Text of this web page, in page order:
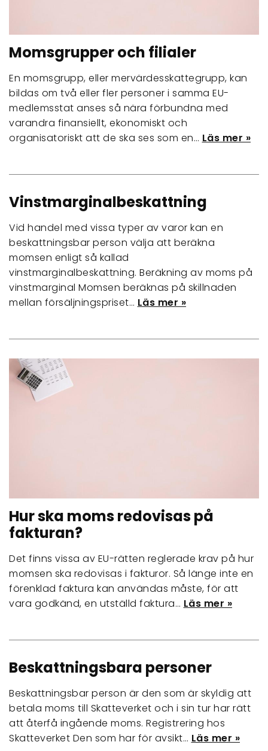
Momsgrupper och filialer
En momsgrupp, eller mervärdesskattegrupp, kan
bildas om två eller fler personer i samma EU-
medlemsstat anses så nära förbundna med
varandra finansiellt, ekonomiskt och
organisatoriskt att de ska ses som en… Läs mer »
Vinstmarginalbeskattning
Vid handel med vissa typer av varor kan en
beskattningsbar person välja att beräkna
momsen enligt så kallad
vinstmarginalbeskattning. Beräkning av moms på
vinstmarginal Momsen beräknas på skillnaden
mellan försäljningspriset… Läs mer »
Hur ska moms redovisas på
fakturan?
Det finns vissa av EU-rätten reglerade krav på hur
momsen ska redovisas i fakturor. Så länge inte en
förenklad faktura kan användas måste, för att
vara godkänd, en utställd faktura… Läs mer »
Beskattningsbara personer
Beskattningsbar person är den som är skyldig att
betala moms till Skatteverket och i sin tur har rätt
att återfå ingående moms. Registrering hos
Skatteverket Den som har för avsikt… Läs mer »